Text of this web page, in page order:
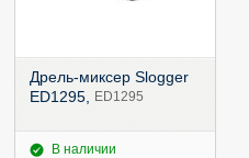
Дрель-миксер Slogger
ED1295,
ED1295
В наличии